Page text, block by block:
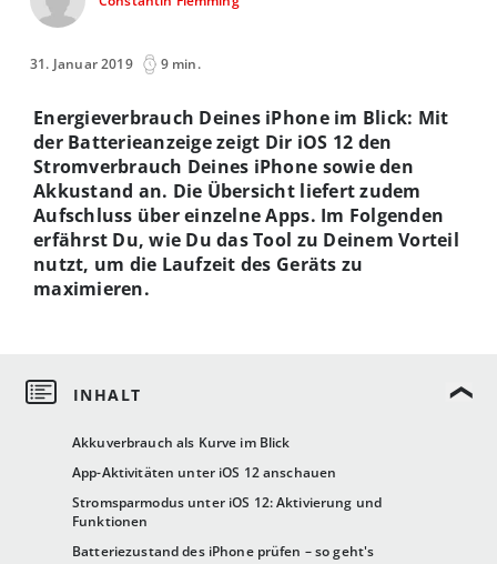
31. Januar 2019 9 min.
Akkuverbrauch als Kurve im Blick
App-Aktivitäten unter iOS 12 anschauen
Stromsparmodus unter iOS 12: Aktivierung und
Funktionen
Batteriezustand des iPhone prüfen – so geht's
Energieverbrauch Deines iPhone im Blick: Mit
der Batterieanzeige zeigt Dir iOS 12 den
Stromverbrauch Deines iPhone sowie den
Akkustand an. Die Übersicht liefert zudem
Aufschluss über einzelne Apps. Im Folgenden
erfährst Du, wie Du das Tool zu Deinem Vorteil
nutzt, um die Laufzeit des Geräts zu
maximieren.